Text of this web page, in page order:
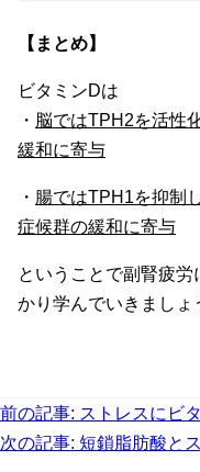
【まとめ】
ビタミンDは
・ 脳ではTPH2を活性
緩和に寄与
・ 腸ではTPH1を抑制
症候群の緩和に寄与
ということで副腎疲
かり学んでいきましょ
投
前の記事: ストレスにビ
次の記事: 短鎖脂肪酸と